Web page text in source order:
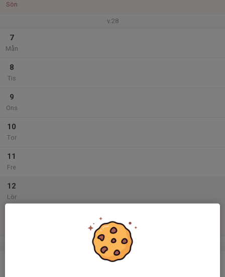
Sön
v.28
7
Mån
8
Tis
9
Ons
10
Tor
11
Fre
12
Lör
v.29